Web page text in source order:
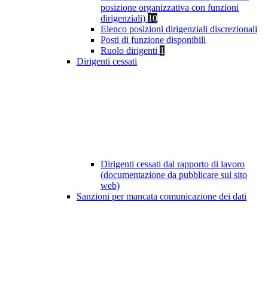
posizione organizzativa con funzioni
dirigenziali) 10
Elenco posizioni dirigenziali discrezionali
Posti di funzione disponibili
Ruolo dirigenti 1
Dirigenti cessati
Dirigenti cessati dal rapporto di lavoro
(documentazione da pubblicare sul sito
web)
Sanzioni per mancata comunicazione dei dati